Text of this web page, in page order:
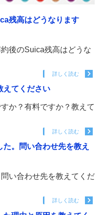
残高はどうなります
後のSuica残高はどうな
詳しく読む
えてください
か？有料ですか？教えて
詳しく読む
。問い合わせ先を教え
い合わせ先を教えてくだ
詳しく読む